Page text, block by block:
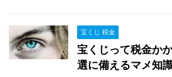
宝くじ 税金
宝くじって税金か
選に備えるマメ知識